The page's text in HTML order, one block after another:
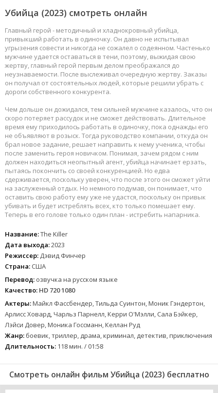
Убийца (2023) смотреть онлайн
Главный герой - методичный и хладнокровный убийца,
привыкший работать в одиночку. Он давно не испытывал
угрызения совести и никогда не сожалел о содеянном. Частенько
мужчине удается оставаться в тени, поэтому, выжидая свою
жертву, главный герой первым делом преображался до
неузнаваемости. После выслеживал очередную жертву. Заказы
он получал от состоятельных людей, которые решили убрать с
дороги собственного конкурента.
Чем дольше он дожидался, тем сильней мужчине казалось, что он
скоро потеряет рассудок и не сможет действовать. Длительное
время ему приходилось работать в одиночку, пока однажды его
не объявляют в розыск. Тогда руководство компании, откуда он
брал новое задание, решает направить к нему ученика, чтобы
после заменить героя новичком. Понимая, зачем рядом с ним
должен находиться неопытный агент, убийца начинает ерзать,
пытаясь покончить со своей конкуренцией. Но едва
сдерживается, поскольку уверен, что после этого он сможет уйти
на заслуженный отдых. Но немного подумав, он понимает, что
оставить свою работу ему уже не удастся, поскольку он привык
убивать и будет истреблять всех, кто только помешает ему.
Теперь в его голове только один план - истребить напарника.
Название:The Killer
Дата выхода:2023
Режиссер: Дэвид Финчер
Страна: США
Перевод: озвучка на русском языке
Качество: HD 720 1080
Актеры:Майкл Фассбендер, Тильда Суинтон, Моник Гэндертон,
Арлисс Ховард, Чарльз Парнелл, Керри О'Мэлли, Сала Бэйкер,
Лэйси Довер, Моника Госсманн, Келлан Руд
Жанр: боевик, триллер, драма, криминал, детектив, приключения
Длительность: 118 мин. / 01:58
Смотреть онлайн фильм Убийца (2023) бесплатно